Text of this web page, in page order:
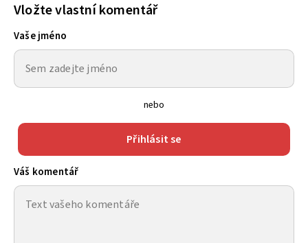
Vložte vlastní komentář
Vaše jméno
nebo
Přihlásit se
Váš komentář